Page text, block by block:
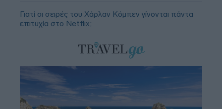
Γιατί οι σειρές του Χάρλαν Κόμπεν γίνονται πάντα
επιτυχία στο Netflix;